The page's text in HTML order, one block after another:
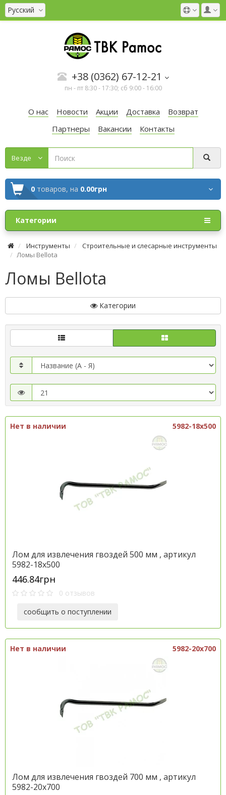
Русский
+38 (0362) 67-12-21
пн - пт 8:30 - 17:30; сб 9:00 - 16:00
О нас Новости Акции Доставка
Возврат
Партнеры
Вакансии Контакты
Везде
0 товаров, на 0.00грн
Категории
Инструменты
Строительные и слесарные инструменты
Ломы Bellota
Ломы Bellota
Категории
Нет в наличии 5982-18x500
Лом для извлечения гвоздей 500 мм , артикул
5982-18x500
446.84грн
0 отзывов
сообщить о поступлении
Нет в наличии 5982-20x700
Лом для извлечения гвоздей 700 мм , артикул
5982-20x700